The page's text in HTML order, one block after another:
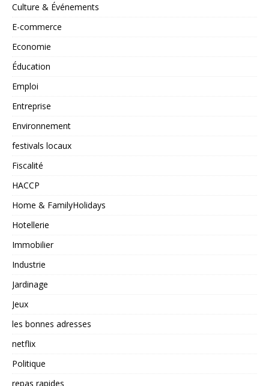
Culture & Événements
E-commerce
Economie
Éducation
Emploi
Entreprise
Environnement
festivals locaux
Fiscalité
HACCP
Home & FamilyHolidays
Hotellerie
Immobilier
Industrie
Jardinage
Jeux
les bonnes adresses
netflix
Politique
repas rapides